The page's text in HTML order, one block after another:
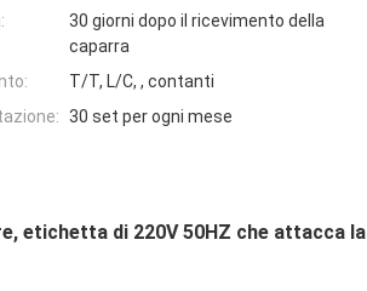
30 giorni dopo il ricevimento della
caparra
T/T, L/C, , contanti
30 set per ogni mese
etichetta di 220V 50HZ che attacca la